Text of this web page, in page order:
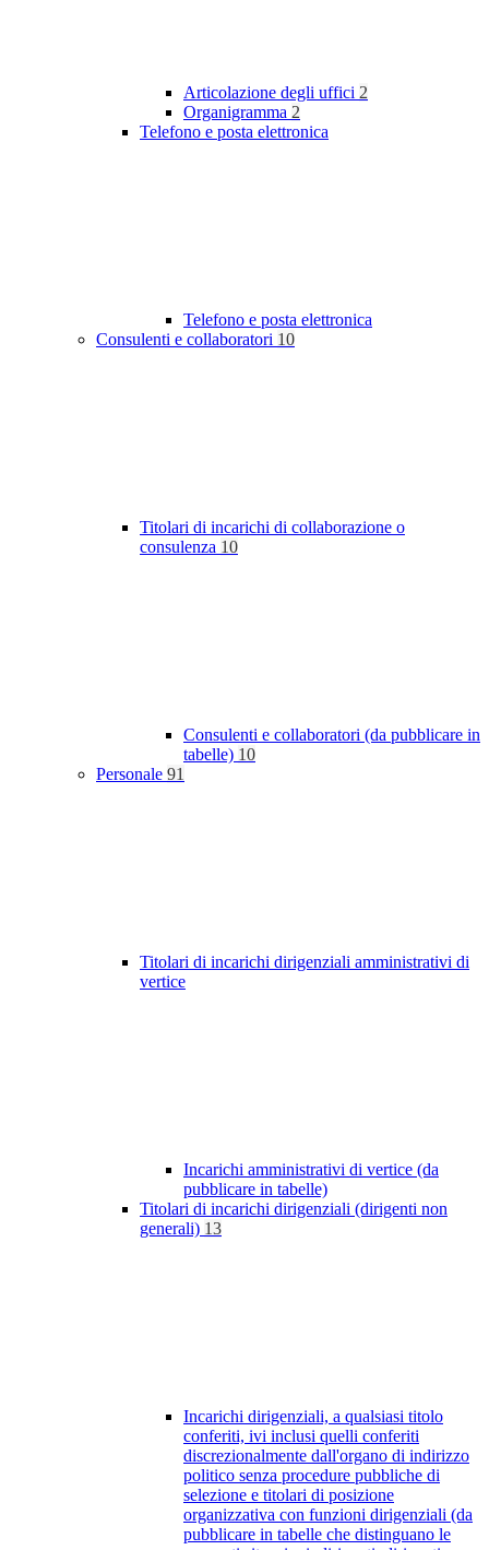
Articolazione degli uffici 2
Organigramma 2
Telefono e posta elettronica
Telefono e posta elettronica
Consulenti e collaboratori 10
Titolari di incarichi di collaborazione o
consulenza 10
Consulenti e collaboratori (da pubblicare in
tabelle) 10
Personale 91
Titolari di incarichi dirigenziali amministrativi di
vertice
Incarichi amministrativi di vertice (da
pubblicare in tabelle)
Titolari di incarichi dirigenziali (dirigenti non
generali) 13
Incarichi dirigenziali, a qualsiasi titolo
conferiti, ivi inclusi quelli conferiti
discrezionalmente dall'organo di indirizzo
politico senza procedure pubbliche di
selezione e titolari di posizione
organizzativa con funzioni dirigenziali (da
pubblicare in tabelle che distinguano le